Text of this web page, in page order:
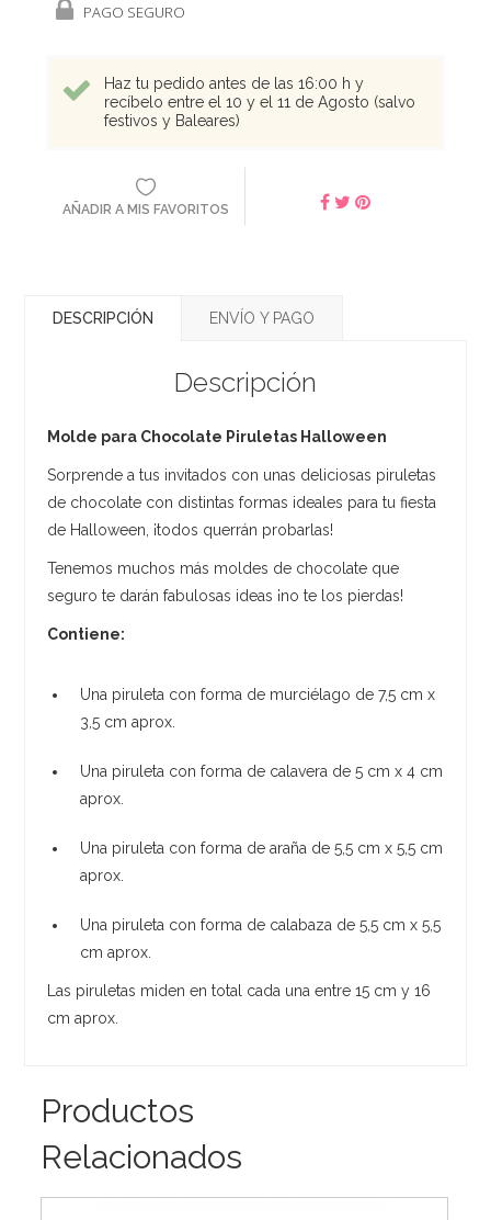
PAGO SEGURO
Haz tu pedido antes de las 16:00 h y
recíbelo entre el 10 y el 11 de Agosto (salvo
festivos y Baleares)
AÑADIR A MIS FAVORITOS
DESCRIPCIÓN ENVÍO Y PAGO
Descripción
Molde para Chocolate Piruletas Halloween
Sorprende a tus invitados con unas deliciosas piruletas
de chocolate con distintas formas ideales para tu fiesta
de Halloween, ¡todos querrán probarlas!
Tenemos muchos más moldes de chocolate que
seguro te darán fabulosas ideas ¡no te los pierdas!
Contiene:
Una piruleta con forma de murciélago de 7,5 cm x
3,5 cm aprox.
Una piruleta con forma de calavera de 5 cm x 4 cm
aprox.
Una piruleta con forma de araña de 5,5 cm x 5,5 cm
aprox.
Una piruleta con forma de calabaza de 5,5 cm x 5,5
cm aprox.
Las piruletas miden en total cada una entre 15 cm y 16
cm aprox.
Productos
Relacionados